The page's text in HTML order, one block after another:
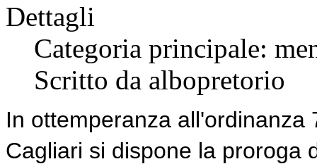
Dettagli
Categoria principale:
Scritto da albopretorio
In ottemperanza
Cagliari si dispone la proroga